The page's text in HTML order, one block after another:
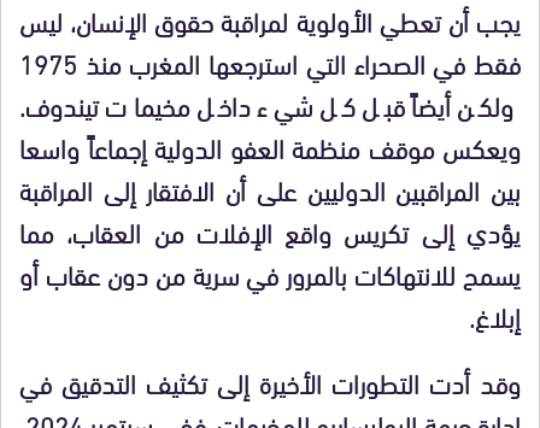
يجب أن تعطي الأولوية لمراقبة حقوق الإنسان، ليس
فقط في الصحراء التي استرجعها المغرب منذ 1975
ولكن أيضاً قبل كل شيء داخل مخيمات تيندوف.
ويعكس موقف منظمة العفو الدولية إجماعاً واسعا
بين المراقبين الدوليين على أن الافتقار إلى المراقبة
يؤدي إلى تكريس واقع الإفلات من العقاب، مما
يسمح للانتهاكات بالمرور في سرية من دون عقاب أو
إبلاغ.
وقد أدت التطورات الأخيرة إلى تكثيف التدقيق في